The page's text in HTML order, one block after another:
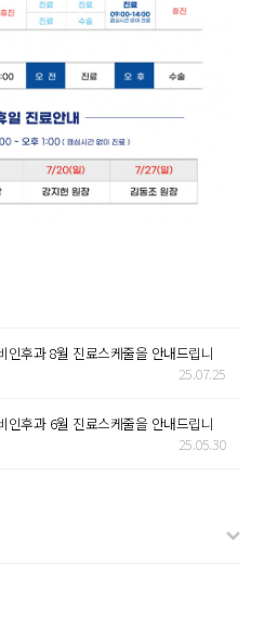
인후과 8월 진료스케줄을 안내드립니
25.07.25
인후과 6월 진료스케줄을 안내드립니
25.05.30